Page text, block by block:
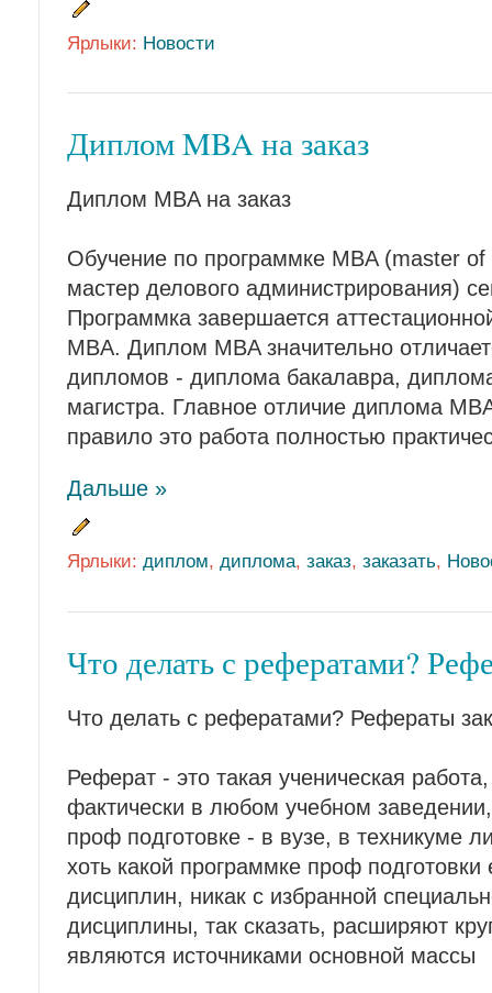
Ярлыки: Новости
Диплом MBA на заказ
Диплом MBA на заказ
Обучение по программке MBA (master
мастер делового администрирования)
Программка завершается
MBA. Диплом MBA значительно
дипломов - диплома бакалавра,
магистра. Главное отличие диплома
правило это работа полностью
Дальше »
Ярлыки: диплом, диплома, заказ, заказать,
Что делать с рефератами?
Что делать с рефератами? Рефераты
Реферат - это такая ученическая
фактически в любом учебном
проф подготовке - в вузе, в техникуме
хоть какой программке проф
дисциплин, никак с избранной
дисциплины, так сказать, расширяют
являются источниками основной массы